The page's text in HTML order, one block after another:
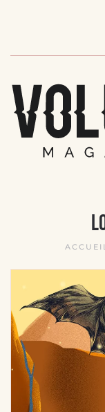
content